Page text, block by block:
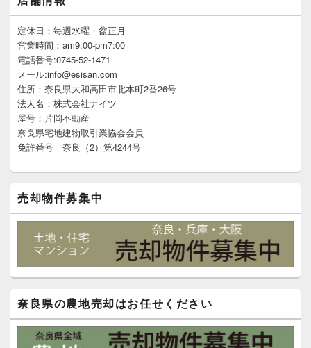
イ
ン
サ
イ
ー
ウ
ィ
ェ
ッ
ト
ア
定休日：毎週水曜・盆正月
営業時間：am9:00-pm7:00
電話番号:0745-52-1471
メール:info@esisan.com
住所：奈良県大和高田市北本町2番26号
法人名：株式会社ナイツ
屋号：片岡不動産
奈良県宅地建物取引業協会会員
免許番号 奈良（2）第4244号
売却物件募集中
奈良県の農地売却はお任せください